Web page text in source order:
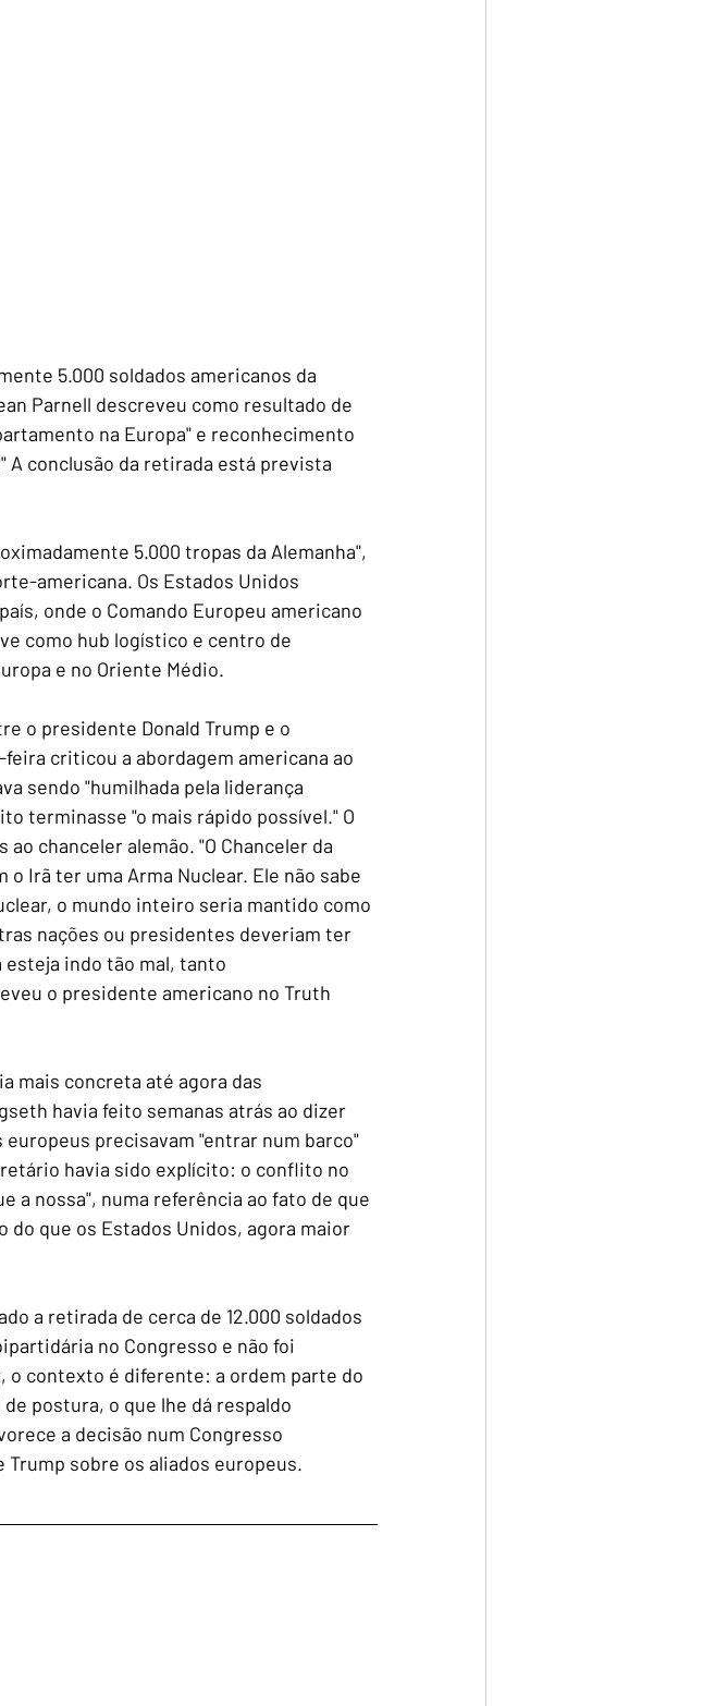
5.000 soldados americanos da
Parnell descreveu como resultado de
na Europa" e reconhecimento
conclusão da retirada está prevista
5.000 tropas da Alemanha",
americana. Os Estados Unidos
onde o Comando Europeu americano
como hub logístico e centro de
e no Oriente Médio.
o presidente Donald Trump e o
criticou a abordagem americana ao
sendo "humilhada pela liderança
terminasse "o mais rápido possível." O
chanceler alemão. "O Chanceler da
Irã ter uma Arma Nuclear. Ele não sabe
o mundo inteiro seria mantido como
nações ou presidentes deveriam ter
esteja indo tão mal, tanto
o presidente americano no Truth
mais concreta até agora das
havia feito semanas atrás ao dizer
europeus precisavam "entrar num barco"
havia sido explícito: o conflito no
a nossa", numa referência ao fato de que
do que os Estados Unidos, agora maior
a retirada de cerca de 12.000 soldados
no Congresso e não foi
o contexto é diferente: a ordem parte do
postura, o que lhe dá respaldo
a decisão num Congresso
sobre os aliados europeus.